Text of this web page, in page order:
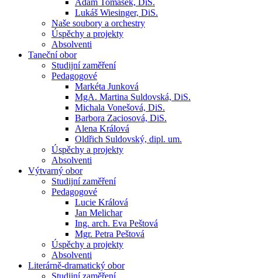
Adam Tomášek, DiS.
Lukáš Wiesinger, DiS.
Naše soubory a orchestry
Úspěchy a projekty
Absolventi
Taneční obor
Studijní zaměření
Pedagogové
Markéta Junková
MgA. Martina Suldovská, DiS.
Michala Vonešová, DiS.
Barbora Zaciosová, DiS.
Alena Králová
Oldřich Suldovský, dipl. um.
Úspěchy a projekty
Absolventi
Výtvarný obor
Studijní zaměření
Pedagogové
Lucie Králová
Jan Melichar
Ing. arch. Eva Peštová
Mgr. Petra Peštová
Úspěchy a projekty
Absolventi
Literárně-dramatický obor
Studijní zaměření